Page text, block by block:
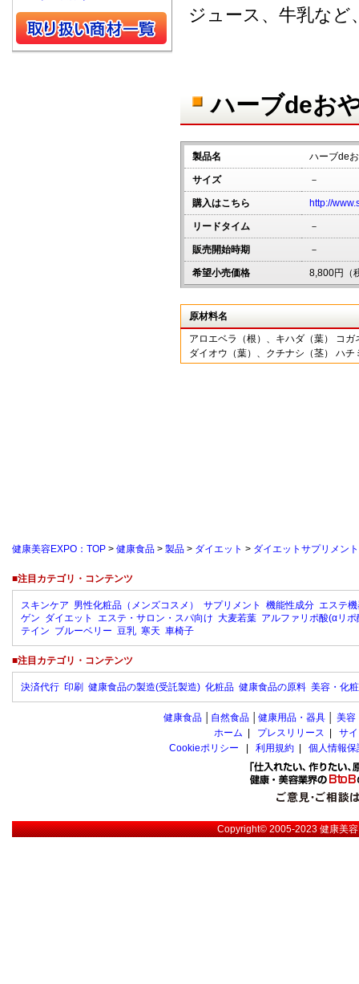
ジュース、牛乳な
ハーブdeお
製品名 ハーブde
サイズ －
購入はこちら http://
リードタイム －
販売開始時期 －
希望小売価格 8,800円（
原材料名
アロエベラ（根）、キハダ（葉） コ
ダイオウ（葉）、クチナシ（茎） ハチ
健康美容EXPO：TOP > 健康食品 > 製品 > ダイエット > ダイエットサプリメント
■注目カテゴリ・コンテンツ
スキンケア 男性化粧品（メンズコスメ） サプリメント 機能性成分 エステ
ゲン ダイエット エステ・サロン・スパ向け 大麦若葉 アルファリポ酸(αリポ
テイン ブルーベリー 豆乳 寒天 車椅子
■注目カテゴリ・コンテンツ
決済代行 印刷 健康食品の製造(受託製造) 化粧品 健康食品の原料 美容・化
健康食品 自然食品 健康用品・器具 美容
ホーム
プレスリリース
サ
Cookieポリシー
利用規約 個人情報
Copyright© 2005-2023健康美